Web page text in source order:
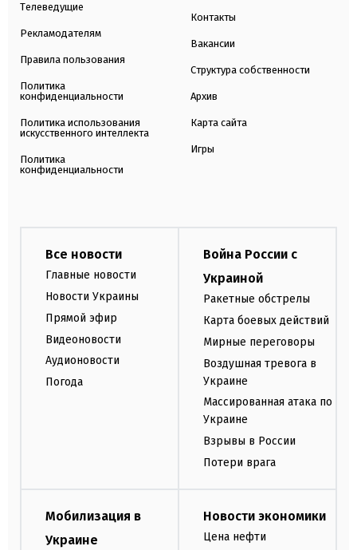
Телеведущие
Рекламодателям
Правила пользования
Политика
конфиденциальности
Политика использования
искусственного интеллекта
Политика
конфиденциальности
Контакты
Вакансии
Структура собственности
Архив
Карта сайта
Игры
Все новости
Главные новости
Новости Украины
Прямой эфир
Видеоновости
Аудионовости
Погода
Война России с
Украиной
Ракетные обстрелы
Карта боевых действий
Мирные переговоры
Воздушная тревога в
Украине
Массированная атака по
Украине
Взрывы в России
Потери врага
Мобилизация в
Украине
Новости экономики
Цена нефти